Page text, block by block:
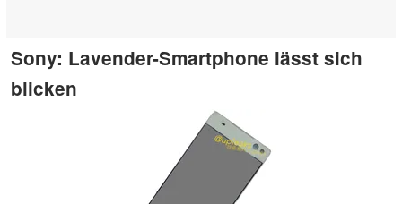
Sony: Lavender-Smartphone lässt sich
blicken